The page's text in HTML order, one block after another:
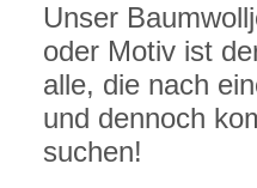
Unser
oder Motiv ist
alle, die nach
und dennoch
suchen!